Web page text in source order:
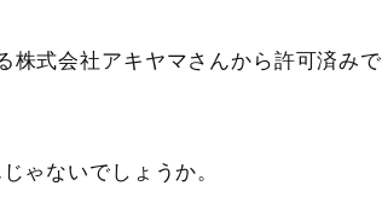
株式会社アキヤマさんから許可済みで
ゃないでしょうか。